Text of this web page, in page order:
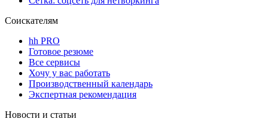
Соискателям
hh PRO
Готовое резюме
Все сервисы
Хочу у вас работать
Производственный календарь
Экспертная рекомендация
Новости и статьи